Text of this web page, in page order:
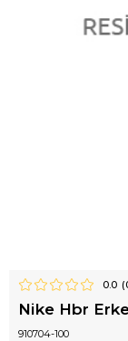
0.0 (
Nike Hbr
910704-100